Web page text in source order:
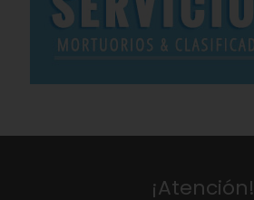
¡Atención!